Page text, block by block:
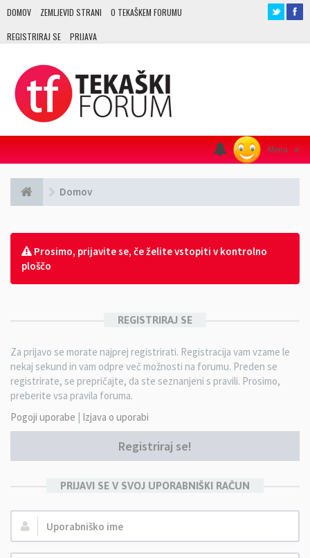
DOMOV ZEMLJEVID STRANI O TEKAŠKEM FORUMU
REGISTRIRAJ SE PRIJAVA
Menu ≡
Domov
Prosimo, prijavite se, če želite vstopiti v kontrolno
ploščo
REGISTRIRAJ SE
Za prijavo se morate najprej registrirati. Registracija vam vzame le
nekaj sekund in vam odpre več možnosti na forumu. Preden se
registrirate, se prepričajte, da ste seznanjeni s pravili. Prosimo,
preberite vsa pravila foruma.
Pogoji uporabe | Izjava o uporabi
Registriraj se!
PRIJAVI SE V SVOJ UPORABNIŠKI RAČUN
Uporabniško
ime: